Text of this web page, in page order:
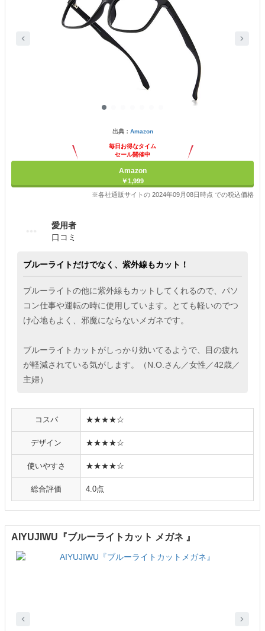
出典： Amazon
毎日お得なタイム
セール開催中
Amazon
￥1,999
※各社通販サイトの 2024年09月08日時点 での税込価格
愛用者
口コミ
ブルーライトだけでなく、紫外線もカット！
ブルーライトの他に紫外線もカットしてくれるので、パソ
コン仕事や運転の時に使用しています。とても軽いのでつ
け心地もよく、邪魔にならないメガネです。
ブルーライトカットがしっかり効いてるようで、目の疲れ
が軽減されている気がします。（N.O.さん／女性／42歳／
主婦）
コスパ ★★★★☆
デザイン ★★★★☆
使いやすさ ★★★★☆
総合評価 4.0点
AIYUJIWU『ブルーライトカット メガネ 』